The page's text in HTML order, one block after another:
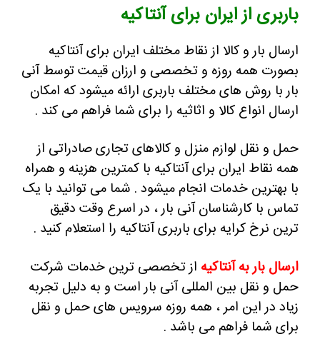
باربری از ایران برای آنتاکیه
ارسال بار و کالا از نقاط مختلف ایران برای آنتاکیه
بصورت همه روزه و تخصصی و ارزان قیمت توسط آنی
بار با روش های مختلف باربری ارائه میشود که امکان
ارسال انواع کالا و اثاثیه را برای شما فراهم می کند .
حمل و نقل لوازم منزل و کالاهای تجاری صادراتی از
همه نقاط ایران برای آنتاکیه با کمترین هزینه و همراه
با بهترین خدمات انجام میشود . شما می توانید با یک
تماس با کارشناسان آنی بار ، در اسرع وقت دقیق
ترین نرخ کرایه برای باربری آنتاکیه را استعلام کنید .
ارسال بار به آنتاکیه از تخصصی ترین خدمات شرکت
حمل و نقل بین المللی آنی بار است و به دلیل تجربه
زیاد در این امر ، همه روزه سرویس های حمل و نقل
برای شما فراهم می باشد .